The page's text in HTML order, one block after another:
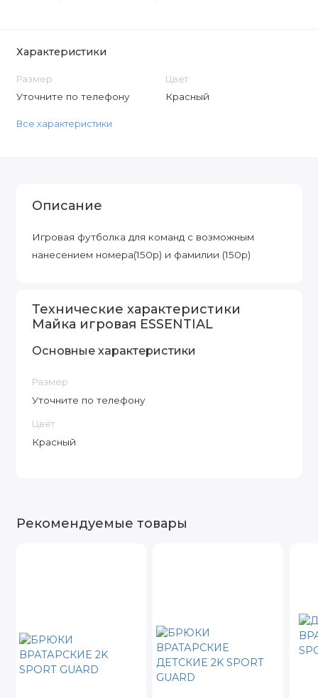
Характеристики
Размер
Уточните по телефону
Цвет
Красный
Все характеристики
Описание
Игровая футболка для команд с возможным
нанесением номера(150р) и фамилии (150р)
Технические характеристики
Майка игровая ESSENTIAL
Основные характеристики
Размер
Уточните по телефону
Цвет
Красный
Рекомендуемые товары